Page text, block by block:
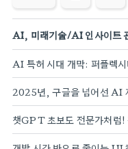
AI, 미래기술/AI 인사이트